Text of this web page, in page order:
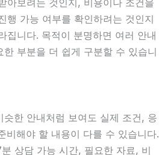
행 가능 여부를 확인하려는 것인지
집니다. 목적이 분명하면 여러 안내
부분을 더 쉽게 구분할 수 있습니
한 안내처럼 보여도 실제 조건, 응
비해야 할 내용이 다를 수 있습니다.
상담 가능 시간, 필요한 자료, 비